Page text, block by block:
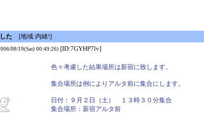
た [地域:内緒!]
08/19(Sat) 00:49:26) [ID:7GYHP7lv]
色々考慮した結果場所は新宿に致します。
集合場所は例によりアルタ前に集合にします。
日付：９月２日（土） １３時３０分集合
集合場所：新宿アルタ前